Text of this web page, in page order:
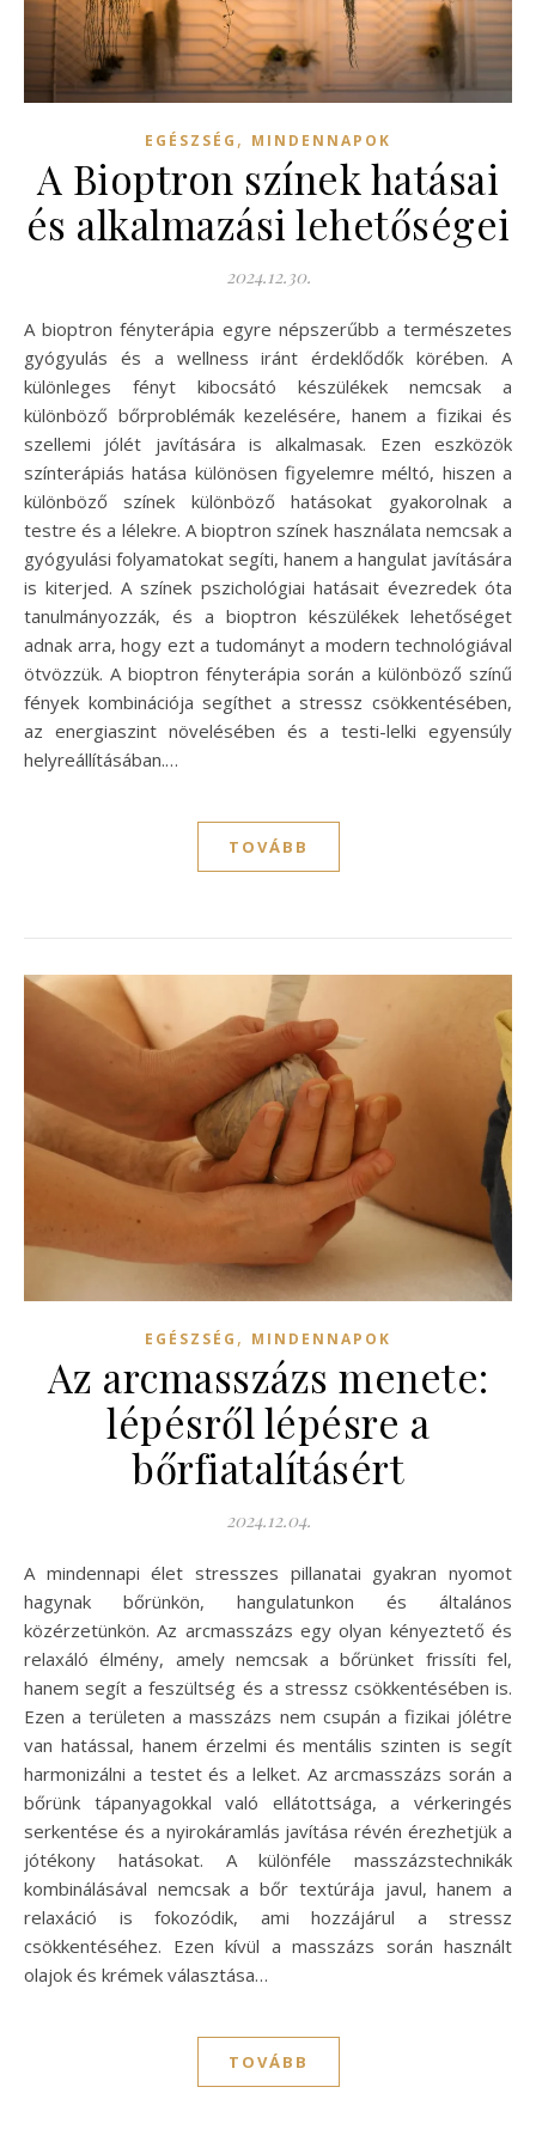
EGÉSZSÉG , MINDENNAPOK
A Bioptron színek hatásai
és alkalmazási lehetőségei
2024.12.30.
A bioptron fényterápia egyre népszerűbb a természetes
gyógyulás és a wellness iránt érdeklődők körében. A
különleges fényt kibocsátó készülékek nemcsak a
különböző bőrproblémák kezelésére, hanem a fizikai és
szellemi jólét javítására is alkalmasak. Ezen eszközök
színterápiás hatása különösen figyelemre méltó, hiszen a
különböző színek különböző hatásokat gyakorolnak a
testre és a lélekre. A bioptron színek használata nemcsak a
gyógyulási folyamatokat segíti, hanem a hangulat javítására
is kiterjed. A színek pszichológiai hatásait évezredek óta
tanulmányozzák, és a bioptron készülékek lehetőséget
adnak arra, hogy ezt a tudományt a modern technológiával
ötvözzük. A bioptron fényterápia során a különböző színű
fények kombinációja segíthet a stressz csökkentésében,
az energiaszint növelésében és a testi-lelki egyensúly
helyreállításában.…
TOVÁBB
EGÉSZSÉG , MINDENNAPOK
Az arcmasszázs menete:
lépésről lépésre a
bőrfiatalításért
2024.12.04.
A mindennapi élet stresszes pillanatai gyakran nyomot
hagynak bőrünkön, hangulatunkon és általános
közérzetünkön. Az arcmasszázs egy olyan kényeztető és
relaxáló élmény, amely nemcsak a bőrünket frissíti fel,
hanem segít a feszültség és a stressz csökkentésében is.
Ezen a területen a masszázs nem csupán a fizikai jólétre
van hatással, hanem érzelmi és mentális szinten is segít
harmonizálni a testet és a lelket. Az arcmasszázs során a
bőrünk tápanyagokkal való ellátottsága, a vérkeringés
serkentése és a nyirokáramlás javítása révén érezhetjük a
jótékony hatásokat. A különféle masszázstechnikák
kombinálásával nemcsak a bőr textúrája javul, hanem a
relaxáció is fokozódik, ami hozzájárul a stressz
csökkentéséhez. Ezen kívül a masszázs során használt
olajok és krémek választása…
TOVÁBB